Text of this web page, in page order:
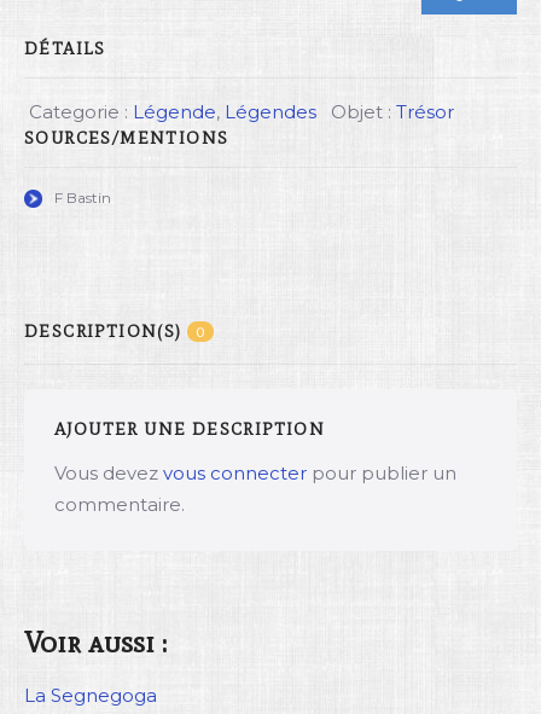
DÉTAILS
Categorie : Légende, Légendes Objet : Trésor
SOURCES/MENTIONS
F Bastin
DESCRIPTION(S) 0
AJOUTER UNE DESCRIPTION
Vous devez vous connecter pour publier un
commentaire.
Voir aussi :
La Segnegoga